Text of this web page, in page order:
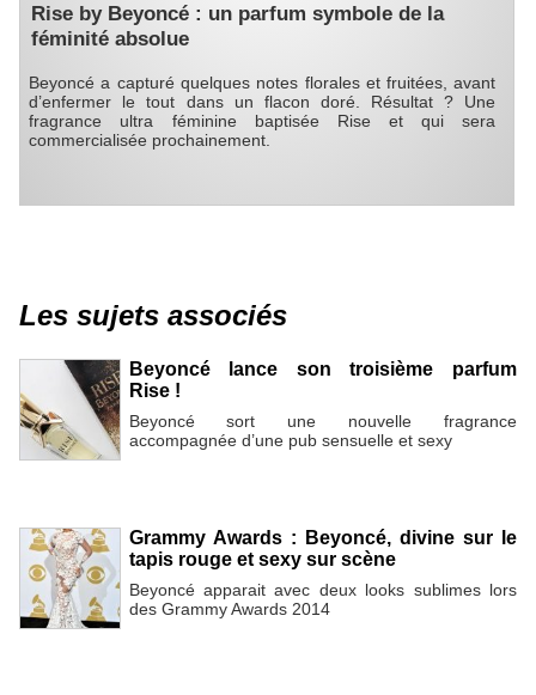
Rise by Beyoncé : un parfum symbole de la
féminité absolue
Beyoncé a capturé quelques notes florales et fruitées, avant
d’enfermer le tout dans un flacon doré. Résultat ? Une
fragrance ultra féminine baptisée Rise et qui sera
commercialisée prochainement.
Les sujets associés
Beyoncé lance son troisième parfum
Rise !
Beyoncé sort une nouvelle fragrance
accompagnée d’une pub sensuelle et sexy
Grammy Awards : Beyoncé, divine sur le
tapis rouge et sexy sur scène
Beyoncé apparait avec deux looks sublimes lors
des Grammy Awards 2014